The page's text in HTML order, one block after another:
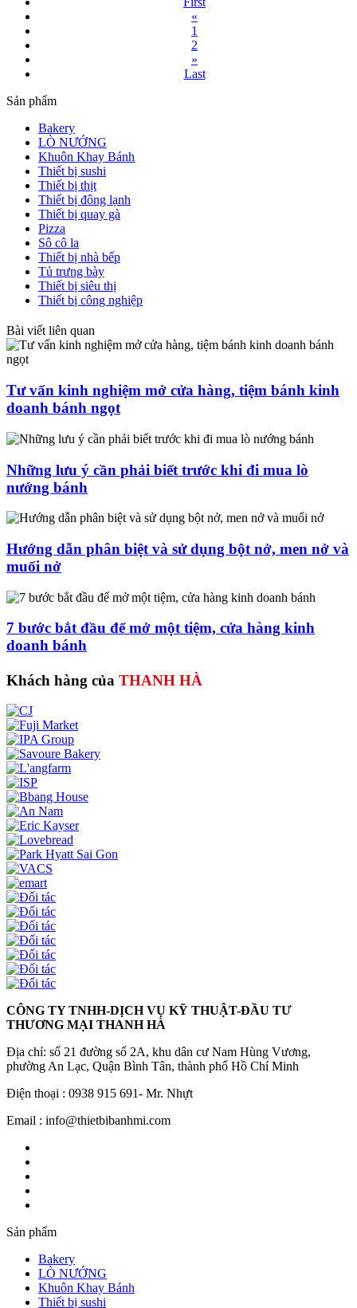
«
1
2
»
Last
Sản phẩm
Bakery
LÒ NƯỚNG
Khuôn Khay Bánh
Thiết bị sushi
Thiết bị thịt
Thiết bị đông lạnh
Thiết bị quay gà
Pizza
Sô cô la
Thiết bị nhà bếp
Tủ trưng bày
Thiết bị siêu thị
Thiết bị công nghiệp
Bài viết liên quan
Tư vấn kinh nghiệm mở cửa hàng, tiệm bánh kinh
doanh bánh ngọt
Những lưu ý cần phải biết trước khi đi mua lò
nướng bánh
Hướng dẫn phân biệt và sử dụng bột nở, men nở và
muối nở
7 bước bắt đầu để mở một tiệm, cửa hàng kinh
doanh bánh
Khách hàng của THANH HÀ
CÔNG TY TNHH-DỊCH VỤ KỸ THUẬT-ĐẦU TƯ
THƯƠNG MẠI THANH HÀ
Địa chỉ: số 21 đường số 2A, khu dân cư Nam Hùng Vương,
phường An Lạc, Quận Bình Tân, thành phố Hồ Chí Minh
Điện thoại : 0938 915 691- Mr. Nhựt
Email : info@thietbibanhmi.com
Sản phẩm
Bakery
LÒ NƯỚNG
Khuôn Khay Bánh
Thiết bị sushi